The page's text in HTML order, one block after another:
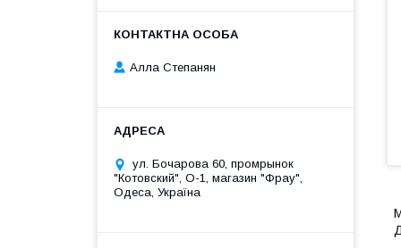
Алла Степанян
ул. Бочарова 60, промрынок
"Котовский", О-1, магазин "Фрау",
Одеса, Україна